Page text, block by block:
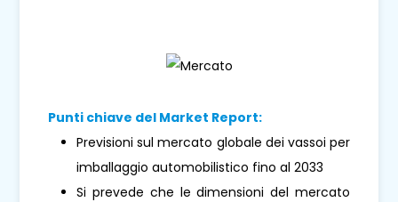
Punti chiave del Market Report:
Previsioni sul mercato globale dei vassoi per
imballaggio automobilistico fino al 2033
Si prevede che le dimensioni del mercato